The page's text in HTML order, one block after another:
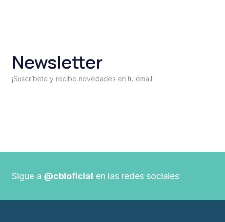
Newsletter
¡Suscríbete y recibe novedades en tu email!
Sigue a @cbloficial en las redes sociales